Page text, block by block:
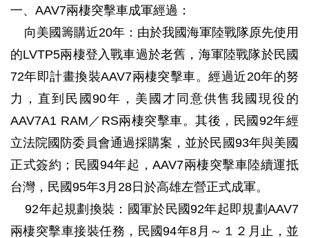
一、AAV7兩棲突擊車成軍經過：
向美國籌購近20年：由於我國海軍陸戰隊原先使用
的LVTP5兩棲登入戰車過於老舊，海軍陸戰隊於民國
72年即計畫換裝AAV7兩棲突擊車。經過近20年的努
力，直到民國90年，美國才同意供售我國現役的
AAV7A1 RAM／RS兩棲突擊車。其後，民國92年經
立法院國防委員會通過採購案，並於民國93年與美國
正式簽約；民國94年起，AAV7兩棲突擊車陸續運抵
台灣，民國95年3月28日於高雄左營正式成軍。
92年起規劃換裝：國軍於民國92年起即規劃AAV7
兩棲突擊車接裝任務，民國94年8月～１２月止，並